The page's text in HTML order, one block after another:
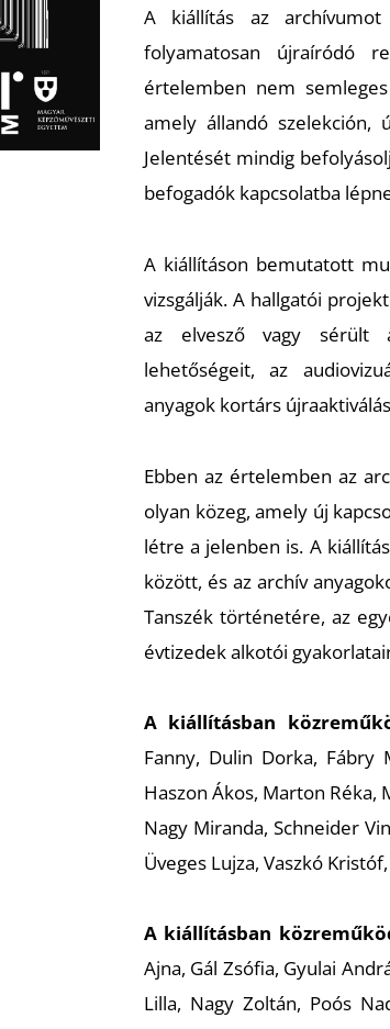
A kiállítás az
folyamatosan újraíródó
értelemben nem
amely állandó szelekción,
Jelentését mindig
befogadók kapcsolatba
A kiállításon bemutatott
vizsgálják. A hallgatói
az elvesző vagy sérült
lehetőségeit, az
anyagok kortárs
Ebben az értelemben az
olyan közeg, amely új
létre a jelenben is. A
között, és az archív
Tanszék történetére, az
évtizedek alkotói
A kiállításban
Fanny, Dulin Dorka, Fábry
Haszon Ákos, Marton
Nagy Miranda, Schneider
Üveges Lujza, Vaszkó
A kiállításban
Ajna, Gál Zsófia, Gyulai
Lilla, Nagy Zoltán, Poós